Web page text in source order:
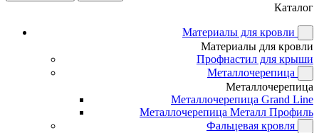
Каталог
Материалы для кровли
Материалы для кровли
Профнастил для крыши
Металлочерепица
Металлочерепица
Металлочерепица Grand Line
Металлочерепица Металл Профиль
Фальцевая кровля